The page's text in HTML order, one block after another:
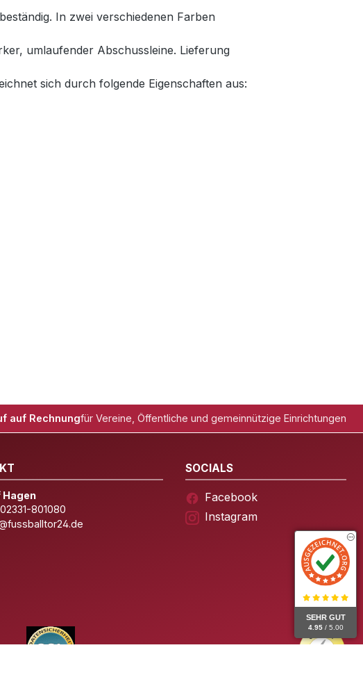
In zwei verschiedenen Farben
umlaufender Abschussleine. Lieferung
sich durch folgende Eigenschaften aus:
auf Rechnungfür Vereine, Öffentliche und gemeinnützige Einrichtungen
Hagen
801080
SOCIALS
Facebook
Instagram
SEHR GUT
4.95 / 5.00